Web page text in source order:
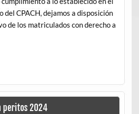
CPACH, dejamos a disposición
de los matriculados con derecho a
peritos 2024